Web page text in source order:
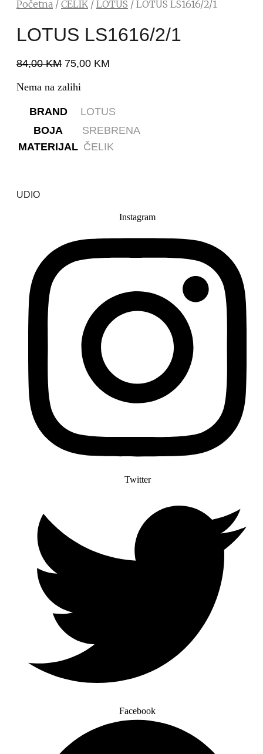
Početna / ČELIK / LOTUS / LOTUS LS1616/2/1
LOTUS LS1616/2/1
84,00KM 75,00 KM
Nema na zalihi
BRAND
LOTUS
BOJA
SREBRENA
MATERIJAL ČELIK
UDIO
Instagram
Twitter
Facebook